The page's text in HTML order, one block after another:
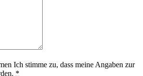
Ich stimme zu, dass meine Angaben zur
*